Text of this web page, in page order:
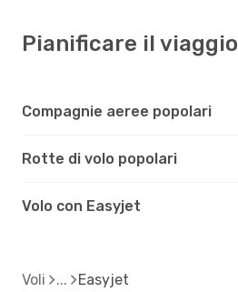
Pianificare il viaggio
Compagnie aeree popolari
Rotte di volo popolari
Volo con Easyjet
Voli Easyjet